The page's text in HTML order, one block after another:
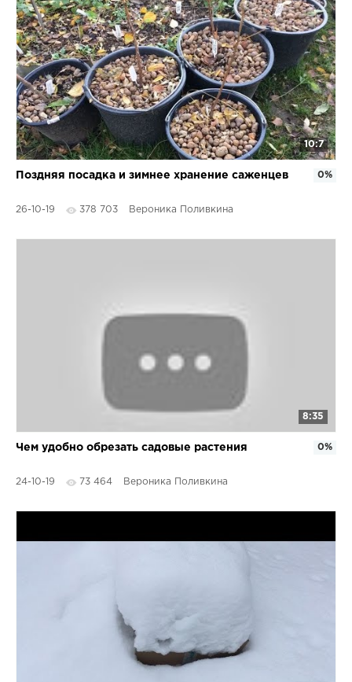
10:7
Поздняя посадка и зимнее хранение саженцев
26-10-19 378 703 Вероника Поливкина
0%
8:35
Чем удобно обрезать садовые растения
24-10-19 73 464 Вероника Поливкина
0%